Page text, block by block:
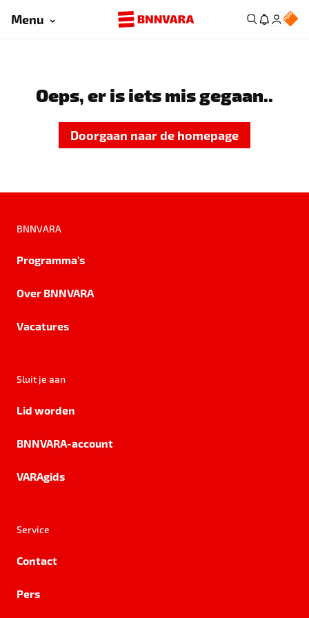
Menu
Oeps, er is iets mis gegaan..
Doorgaan naar de homepage
BNNVARA
Programma's
Over BNNVARA
Vacatures
Sluit je aan
Lid worden
BNNVARA-account
VARAgids
Service
Contact
Pers